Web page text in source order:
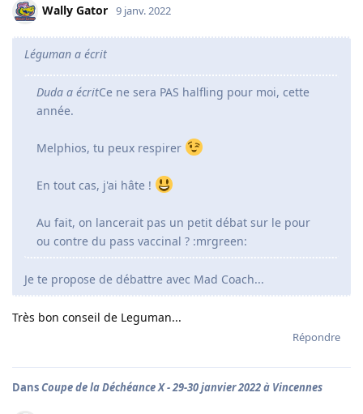
Wally Gator 9 janv. 2022
Léguman a écrit
Duda a écritCe ne sera PAS halfling pour moi, cette
année.
Melphios, tu peux respirer
En tout cas, j'ai hâte !
Au fait, on lancerait pas un petit débat sur le pour
ou contre du pass vaccinal ? :mrgreen:
Je te propose de débattre avec Mad Coach...
Très bon conseil de Leguman...
Répondre
DansCoupe de la Déchéance X - 29-30 janvier 2022 à Vincennes